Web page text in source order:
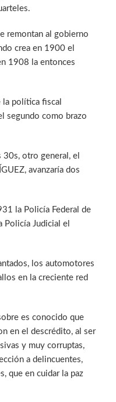
remontan al gobierno
crea en 1900 el
1908 la entonces
política fiscal
segundo como brazo
30s, otro general, el
avanzaría dos
la Policía Federal de
Policía Judicial el
los automotores
en la creciente red
es conocido que
en el descrédito, al ser
y muy corruptas,
a delincuentes,
que en cuidar la paz